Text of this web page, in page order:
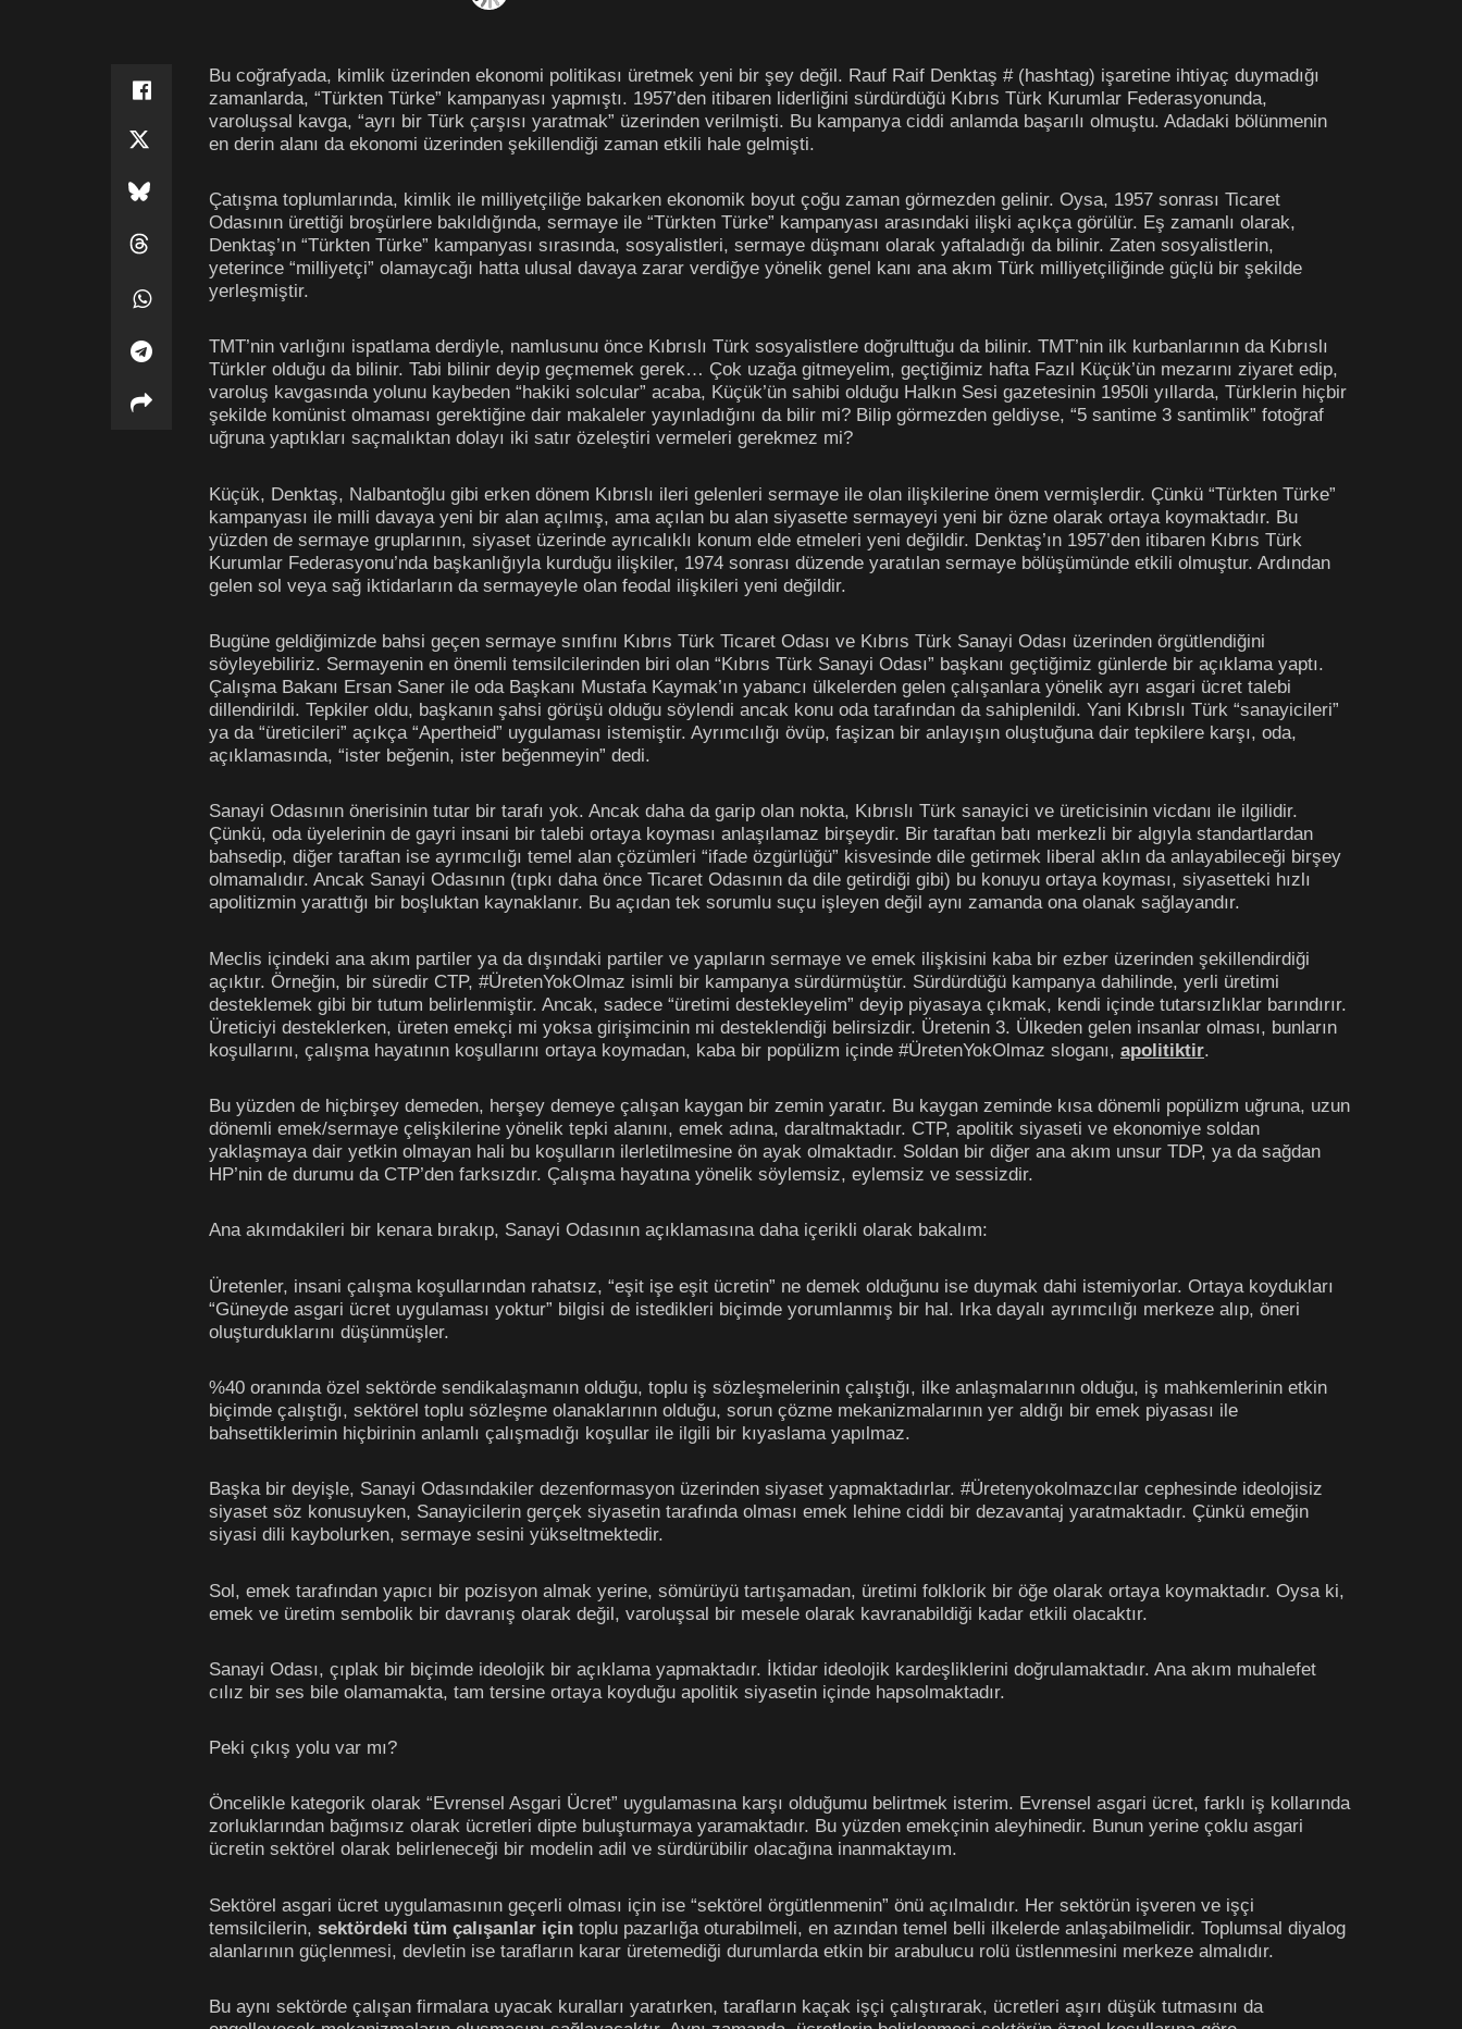
Bu coğrafyada, kimlik üzerinden ekonomi politikası üretmek yeni bir şey değil. Rauf Raif Denktaş # (hashtag) işaretine ihtiyaç duymadığı
zamanlarda, “Türkten Türke” kampanyası yapmıştı. 1957’den itibaren liderliğini sürdürdüğü Kıbrıs Türk Kurumlar Federasyonunda,
varoluşsal kavga, “ayrı bir Türk çarşısı yaratmak” üzerinden verilmişti. Bu kampanya ciddi anlamda başarılı olmuştu. Adadaki bölünmenin
en derin alanı da ekonomi üzerinden şekillendiği zaman etkili hale gelmişti.
Çatışma toplumlarında, kimlik ile milliyetçiliğe bakarken ekonomik boyut çoğu zaman görmezden gelinir. Oysa, 1957 sonrası Ticaret
Odasının ürettiği broşürlere bakıldığında, sermaye ile “Türkten Türke” kampanyası arasındaki ilişki açıkça görülür. Eş zamanlı olarak,
Denktaş’ın “Türkten Türke” kampanyası sırasında, sosyalistleri, sermaye düşmanı olarak yaftaladığı da bilinir. Zaten sosyalistlerin,
yeterince “milliyetçi” olamaycağı hatta ulusal davaya zarar verdiğye yönelik genel kanı ana akım Türk milliyetçiliğinde güçlü bir şekilde
yerleşmiştir.
TMT’nin varlığını ispatlama derdiyle, namlusunu önce Kıbrıslı Türk sosyalistlere doğrulttuğu da bilinir. TMT’nin ilk kurbanlarının da Kıbrıslı
Türkler olduğu da bilinir. Tabi bilinir deyip geçmemek gerek… Çok uzağa gitmeyelim, geçtiğimiz hafta Fazıl Küçük’ün mezarını ziyaret edip,
varoluş kavgasında yolunu kaybeden “hakiki solcular” acaba, Küçük’ün sahibi olduğu Halkın Sesi gazetesinin 1950li yıllarda, Türklerin hiçbir
şekilde komünist olmaması gerektiğine dair makaleler yayınladığını da bilir mi? Bilip görmezden geldiyse, “5 santime 3 santimlik” fotoğraf
uğruna yaptıkları saçmalıktan dolayı iki satır özeleştiri vermeleri gerekmez mi?
Küçük, Denktaş, Nalbantoğlu gibi erken dönem Kıbrıslı ileri gelenleri sermaye ile olan ilişkilerine önem vermişlerdir. Çünkü “Türkten Türke”
kampanyası ile milli davaya yeni bir alan açılmış, ama açılan bu alan siyasette sermayeyi yeni bir özne olarak ortaya koymaktadır. Bu
yüzden de sermaye gruplarının, siyaset üzerinde ayrıcalıklı konum elde etmeleri yeni değildir. Denktaş’ın 1957’den itibaren Kıbrıs Türk
Kurumlar Federasyonu’nda başkanlığıyla kurduğu ilişkiler, 1974 sonrası düzende yaratılan sermaye bölüşümünde etkili olmuştur. Ardından
gelen sol veya sağ iktidarların da sermayeyle olan feodal ilişkileri yeni değildir.
Bugüne geldiğimizde bahsi geçen sermaye sınıfını Kıbrıs Türk Ticaret Odası ve Kıbrıs Türk Sanayi Odası üzerinden örgütlendiğini
söyleyebiliriz. Sermayenin en önemli temsilcilerinden biri olan “Kıbrıs Türk Sanayi Odası” başkanı geçtiğimiz günlerde bir açıklama yaptı.
Çalışma Bakanı Ersan Saner ile oda Başkanı Mustafa Kaymak’ın yabancı ülkelerden gelen çalışanlara yönelik ayrı asgari ücret talebi
dillendirildi. Tepkiler oldu, başkanın şahsi görüşü olduğu söylendi ancak konu oda tarafından da sahiplenildi. Yani Kıbrıslı Türk “sanayicileri”
ya da “üreticileri” açıkça “Apertheid” uygulaması istemiştir. Ayrımcılığı övüp, faşizan bir anlayışın oluştuğuna dair tepkilere karşı, oda,
açıklamasında, “ister beğenin, ister beğenmeyin” dedi.
Sanayi Odasının önerisinin tutar bir tarafı yok. Ancak daha da garip olan nokta, Kıbrıslı Türk sanayici ve üreticisinin vicdanı ile ilgilidir.
Çünkü, oda üyelerinin de gayri insani bir talebi ortaya koyması anlaşılamaz birşeydir. Bir taraftan batı merkezli bir algıyla standartlardan
bahsedip, diğer taraftan ise ayrımcılığı temel alan çözümleri “ifade özgürlüğü” kisvesinde dile getirmek liberal aklın da anlayabileceği birşey
olmamalıdır. Ancak Sanayi Odasının (tıpkı daha önce Ticaret Odasının da dile getirdiği gibi) bu konuyu ortaya koyması, siyasetteki hızlı
apolitizmin yarattığı bir boşluktan kaynaklanır. Bu açıdan tek sorumlu suçu işleyen değil aynı zamanda ona olanak sağlayandır.
Meclis içindeki ana akım partiler ya da dışındaki partiler ve yapıların sermaye ve emek ilişkisini kaba bir ezber üzerinden şekillendirdiği
açıktır. Örneğin, bir süredir CTP, #ÜretenYokOlmaz isimli bir kampanya sürdürmüştür. Sürdürdüğü kampanya dahilinde, yerli üretimi
desteklemek gibi bir tutum belirlenmiştir. Ancak, sadece “üretimi destekleyelim” deyip piyasaya çıkmak, kendi içinde tutarsızlıklar barındırır.
Üreticiyi desteklerken, üreten emekçi mi yoksa girişimcinin mi desteklendiği belirsizdir. Üretenin 3. Ülkeden gelen insanlar olması, bunların
koşullarını, çalışma hayatının koşullarını ortaya koymadan, kaba bir popülizm içinde #ÜretenYokOlmaz sloganı, apolitiktir.
Bu yüzden de hiçbirşey demeden, herşey demeye çalışan kaygan bir zemin yaratır. Bu kaygan zeminde kısa dönemli popülizm uğruna, uzun
dönemli emek/sermaye çelişkilerine yönelik tepki alanını, emek adına, daraltmaktadır. CTP, apolitik siyaseti ve ekonomiye soldan
yaklaşmaya dair yetkin olmayan hali bu koşulların ilerletilmesine ön ayak olmaktadır. Soldan bir diğer ana akım unsur TDP, ya da sağdan
HP’nin de durumu da CTP’den farksızdır. Çalışma hayatına yönelik söylemsiz, eylemsiz ve sessizdir.
Ana akımdakileri bir kenara bırakıp, Sanayi Odasının açıklamasına daha içerikli olarak bakalım:
Üretenler, insani çalışma koşullarından rahatsız, “eşit işe eşit ücretin” ne demek olduğunu ise duymak dahi istemiyorlar. Ortaya koydukları
“Güneyde asgari ücret uygulaması yoktur” bilgisi de istedikleri biçimde yorumlanmış bir hal. Irka dayalı ayrımcılığı merkeze alıp, öneri
oluşturduklarını düşünmüşler.
%40 oranında özel sektörde sendikalaşmanın olduğu, toplu iş sözleşmelerinin çalıştığı, ilke anlaşmalarının olduğu, iş mahkemlerinin etkin
biçimde çalıştığı, sektörel toplu sözleşme olanaklarının olduğu, sorun çözme mekanizmalarının yer aldığı bir emek piyasası ile
bahsettiklerimin hiçbirinin anlamlı çalışmadığı koşullar ile ilgili bir kıyaslama yapılmaz.
Başka bir deyişle, Sanayi Odasındakiler dezenformasyon üzerinden siyaset yapmaktadırlar. #Üretenyokolmazcılar cephesinde ideolojisiz
siyaset söz konusuyken, Sanayicilerin gerçek siyasetin tarafında olması emek lehine ciddi bir dezavantaj yaratmaktadır. Çünkü emeğin
siyasi dili kaybolurken, sermaye sesini yükseltmektedir.
Sol, emek tarafından yapıcı bir pozisyon almak yerine, sömürüyü tartışamadan, üretimi folklorik bir öğe olarak ortaya koymaktadır. Oysa ki,
emek ve üretim sembolik bir davranış olarak değil, varoluşsal bir mesele olarak kavranabildiği kadar etkili olacaktır.
Sanayi Odası, çıplak bir biçimde ideolojik bir açıklama yapmaktadır. İktidar ideolojik kardeşliklerini doğrulamaktadır. Ana akım muhalefet
cılız bir ses bile olamamakta, tam tersine ortaya koyduğu apolitik siyasetin içinde hapsolmaktadır.
Peki çıkış yolu var mı?
Öncelikle kategorik olarak “Evrensel Asgari Ücret” uygulamasına karşı olduğumu belirtmek isterim. Evrensel asgari ücret, farklı iş kollarında
zorluklarından bağımsız olarak ücretleri dipte buluşturmaya yaramaktadır. Bu yüzden emekçinin aleyhinedir. Bunun yerine çoklu asgari
ücretin sektörel olarak belirleneceği bir modelin adil ve sürdürübilir olacağına inanmaktayım.
Sektörel asgari ücret uygulamasının geçerli olması için ise “sektörel örgütlenmenin” önü açılmalıdır. Her sektörün işveren ve işçi
temsilcilerin, sektördeki tüm çalışanlar için toplu pazarlığa oturabilmeli, en azından temel belli ilkelerde anlaşabilmelidir. Toplumsal diyalog
alanlarının güçlenmesi, devletin ise tarafların karar üretemediği durumlarda etkin bir arabulucu rolü üstlenmesini merkeze almalıdır.
Bu aynı sektörde çalışan firmalara uyacak kuralları yaratırken, tarafların kaçak işçi çalıştırarak, ücretleri aşırı düşük tutmasını da